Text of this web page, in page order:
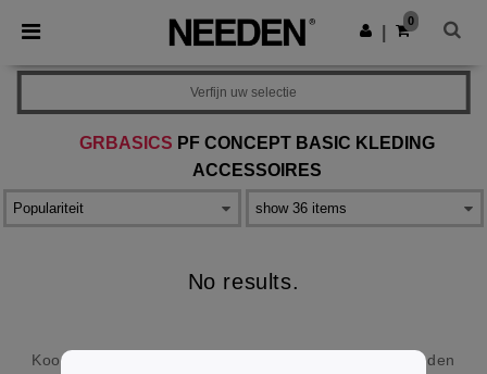
× Needen-app
Betere prijzen in de app!
Download app
0
GRBASICS PF CONCEPT BASIC KLEDING
ACCESSOIRES
Verfijn uw selectie
No results.
Koop
bij Needen